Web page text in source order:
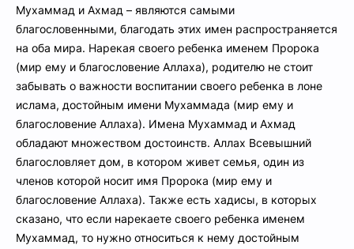
Мухаммад и Ахмад – являются самыми
благословенными, благодать этих имен распространяется
на оба мира. Нарекая своего ребенка именем Пророка
(мир ему и благословение Аллаха), родителю не стоит
забывать о важности воспитании своего ребенка в лоне
ислама, достойным имени Мухаммада (мир ему и
благословение Аллаха). Имена Мухаммад и Ахмад
обладают множеством достоинств. Аллах Всевышний
благословляет дом, в котором живет семья, один из
членов которой носит имя Пророка (мир ему и
благословение Аллаха). Также есть хадисы, в которых
сказано, что если нарекаете своего ребенка именем
Мухаммад, то нужно относиться к нему достойным